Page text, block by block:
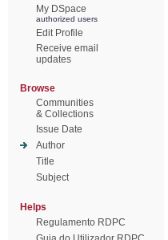
My DSpace
authorized users
Edit Profile
Receive email
updates
Browse
Communities
& Collections
Issue Date
Author
Title
Subject
Helps
Regulamento RDPC